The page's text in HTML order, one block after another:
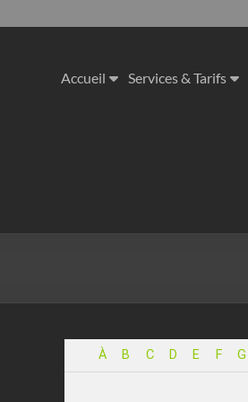
Accueil Services & Tarifs
À B C D E F G